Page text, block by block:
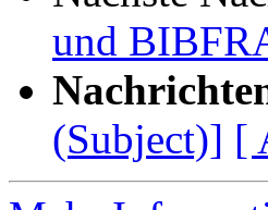
und
(Subject)] [